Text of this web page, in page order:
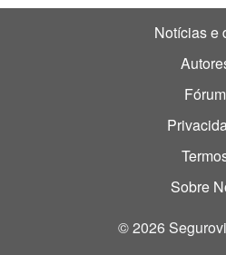
Notícias e
Fórum
Sobre
© 2026